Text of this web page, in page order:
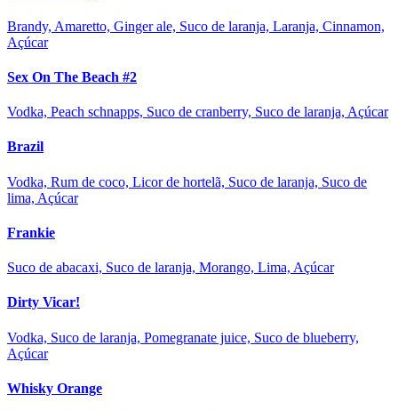
Brandy, Amaretto, Ginger ale, Suco de laranja, Laranja, Cinnamon,
Açúcar
Sex On The Beach #2
Vodka, Peach schnapps, Suco de cranberry, Suco de laranja, Açúcar
Brazil
Vodka, Rum de coco, Licor de hortelã, Suco de laranja, Suco de
lima, Açúcar
Frankie
Suco de abacaxi, Suco de laranja, Morango, Lima, Açúcar
Dirty Vicar!
Vodka, Suco de laranja, Pomegranate juice, Suco de blueberry,
Açúcar
Whisky Orange